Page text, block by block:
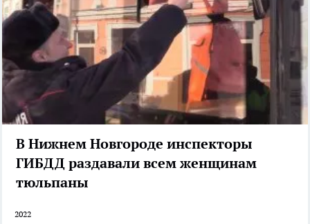
В Нижнем Новгороде инспекторы
ГИБДД раздавали всем женщинам
тюльпаны
2022